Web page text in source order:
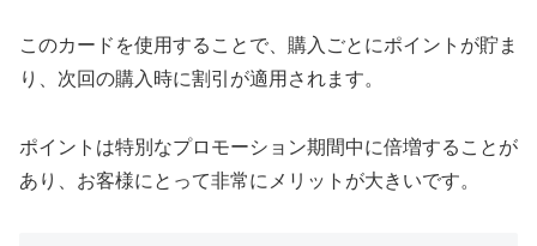
このカードを使用することで、購入ごとにポイントが貯ま
り、次回の購入時に割引が適用されます。
ポイントは特別なプロモーション期間中に倍増することが
あり、お客様にとって非常にメリットが大きいです。